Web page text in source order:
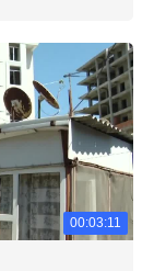
00:03:11